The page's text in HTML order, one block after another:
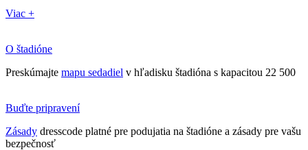
Viac +
O štadióne
Preskúmajte mapu sedadiel v hľadisku štadióna s kapacitou 22 500
Buďte pripravení
Zásady dresscode platné pre podujatia na štadióne a zásady pre vašu
bezpečnosť